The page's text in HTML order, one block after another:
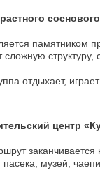
памятником
отдыхает,
центр
заканчивается
музей,